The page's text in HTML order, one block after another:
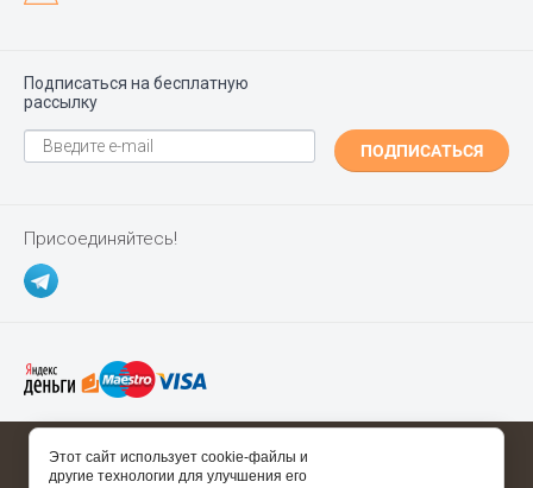
Подписаться на бесплатную
рассылку
ПОДПИСАТЬСЯ
Присоединяйтесь!
Copyright ©Polgrad.ru2014 - 2026
Этот сайт использует cookie-файлы и
другие технологии для улучшения его